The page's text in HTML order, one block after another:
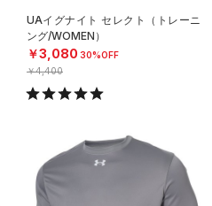
UAイグナイト セレクト（トレーニ
ング/WOMEN）
￥3,080 30%OFF
￥4,400